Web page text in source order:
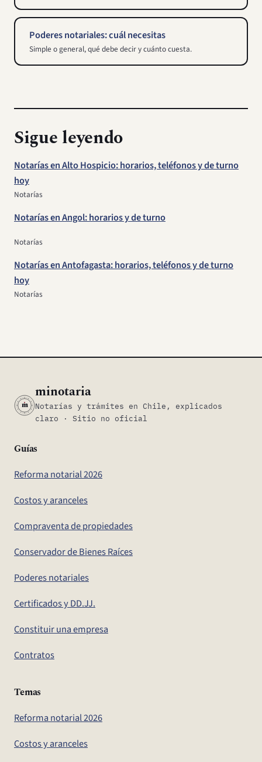
Poderes notariales: cuál necesitas
Simple o general, qué debe decir y cuánto cuesta.
Sigue leyendo
Notarías en Alto Hospicio: horarios, teléfonos y de turno
hoy
Notarías
Notarías en Angol: horarios y de turno
Notarías
Notarías en Antofagasta: horarios, teléfonos y de turno
hoy
Notarías
m
minotaria
Notarías y trámites en Chile, explicados
claro · Sitio no oficial
Guías
Reforma notarial 2026
Costos y aranceles
Compraventa de propiedades
Conservador de Bienes Raíces
Poderes notariales
Certificados y DD.JJ.
Constituir una empresa
Contratos
Temas
Reforma notarial 2026
Costos y aranceles